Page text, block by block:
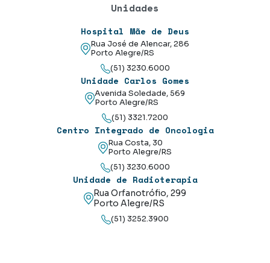
Unidades
Hospital Mãe de Deus
Rua José de Alencar, 286
Porto Alegre/RS
(51) 3230.6000
Unidade Carlos Gomes
Avenida Soledade, 569
Porto Alegre/RS
(51) 3321.7200
Centro Integrado de Oncologia
Rua Costa, 30
Porto Alegre/RS
(51) 3230.6000
Unidade de Radioterapia
Rua Orfanotrófio, 299
Porto Alegre/RS
(51) 3252.3900